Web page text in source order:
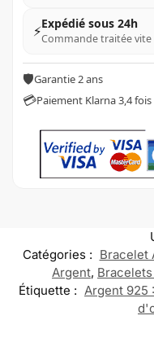
⚡Expédié sous 24h
Commande traitée vite
🛡️Garantie 2 ans
💳Paiement Klarna 3,4 fois
Catégories : Bracelet
Argent,
Étiquette : Argent 925